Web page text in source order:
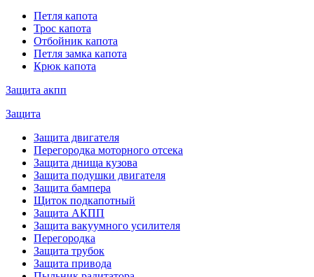
Петля капота
Трос капота
Отбойник капота
Петля замка капота
Крюк капота
Защита акпп
Защита
Защита двигателя
Перегородка моторного отсека
Защита днища кузова
Защита подушки двигателя
Защита бампера
Щиток подкапотный
Защита АКПП
Защита вакуумного усилителя
Перегородка
Защита трубок
Защита привода